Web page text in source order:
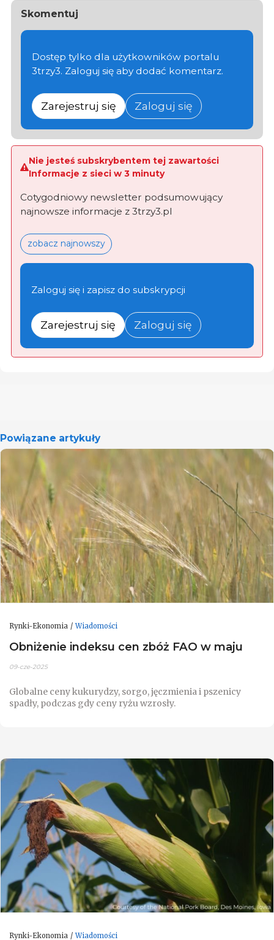
Skomentuj
Dostęp tylko dla użytkowników portalu
3trzy3. Zaloguj się aby dodać komentarz.
Zarejestruj się Zaloguj się
Nie jesteś subskrybentem tej zawartości
Informacje z sieci w 3 minuty
Cotygodniowy newsletter podsumowujący
najnowsze informacje z 3trzy3.pl
zobacz najnowszy
Zaloguj się i zapisz do subskrypcji
Zarejestruj się Zaloguj się
Powiązane artykuły
Rynki-Ekonomia Wiadomości
Obniżenie indeksu cen zbóż FAO w maju
09-cze-2025
Globalne ceny kukurydzy, sorgo, jęczmienia i pszenicy
spadły, podczas gdy ceny ryżu wzrosły.
Rynki-Ekonomia Wiadomości